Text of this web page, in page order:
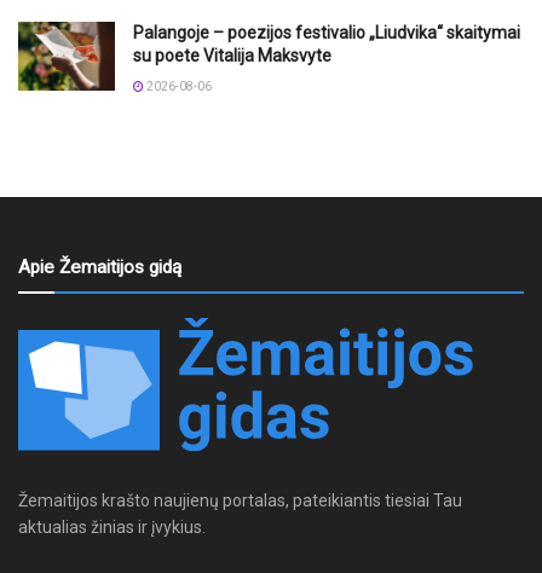
Palangoje – poezijos festivalio „Liudvika“ skaitymai
su poete Vitalija Maksvyte
2026-08-06
Apie Žemaitijos gidą
Žemaitijos krašto naujienų portalas, pateikiantis tiesiai Tau
aktualias žinias ir įvykius.